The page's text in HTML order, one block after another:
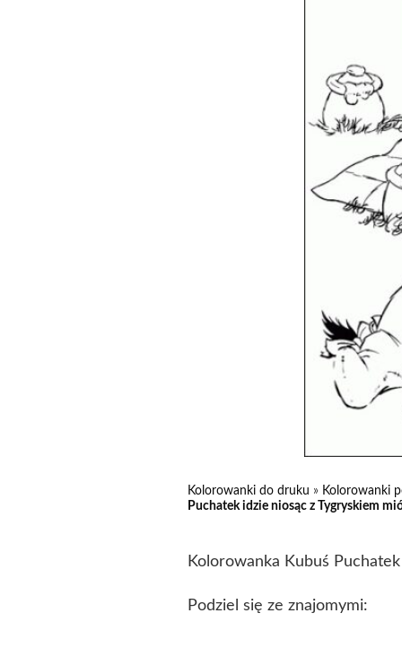
Kolorowanki do druku » Kolorowanki
Puchatek idzie niosąc z Tygryskiem
Kolorowanka Kubuś
Podziel się ze znajomymi: